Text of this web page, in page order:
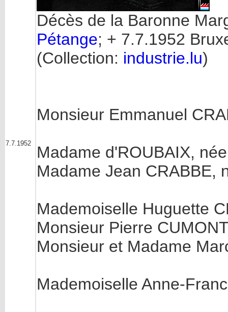
7.7.1952
Décès de la Baronne
Pétange; + 7.7.1952
(Collection: industrie.lu)
Monsieur Emmanuel
Madame d'ROUBAIX,
Madame Jean CRABBE,
Mademoiselle Huguette
Monsieur Pierre
Monsieur et Madame
Mademoiselle Anne-